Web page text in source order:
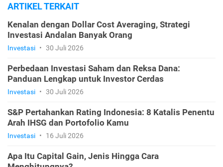
ARTIKEL TERKAIT
Kenalan dengan Dollar Cost Averaging, Strategi
Investasi Andalan Banyak Orang
Investasi • 30 Juli 2026
Perbedaan Investasi Saham dan Reksa Dana:
Panduan Lengkap untuk Investor Cerdas
Investasi • 30 Juli 2026
S&P Pertahankan Rating Indonesia: 8 Katalis Penentu
Arah IHSG dan Portofolio Kamu
Investasi • 16 Juli 2026
Apa Itu Capital Gain, Jenis Hingga Cara